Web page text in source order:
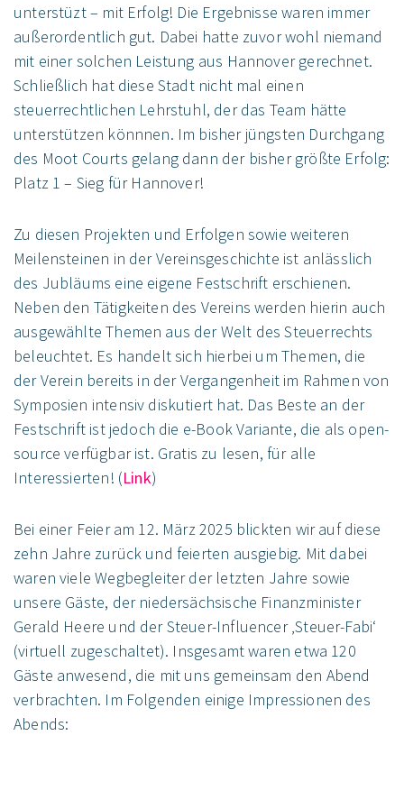
unterstüzt – mit Erfolg! Die Ergebnisse waren immer
außerordentlich gut. Dabei hatte zuvor wohl niemand
mit einer solchen Leistung aus Hannover gerechnet.
Schließlich hat diese Stadt nicht mal einen
steuerrechtlichen Lehrstuhl, der das Team hätte
unterstützen könnnen. Im bisher jüngsten Durchgang
des Moot Courts gelang dann der bisher größte Erfolg:
Platz 1 – Sieg für Hannover!
Zu diesen Projekten und Erfolgen sowie weiteren
Meilensteinen in der Vereinsgeschichte ist anlässlich
des Jubläums eine eigene Festschrift erschienen.
Neben den Tätigkeiten des Vereins werden hierin auch
ausgewählte Themen aus der Welt des Steuerrechts
beleuchtet. Es handelt sich hierbei um Themen, die
der Verein bereits in der Vergangenheit im Rahmen von
Symposien intensiv diskutiert hat. Das Beste an der
Festschrift ist jedoch die e-Book Variante, die als open-
source verfügbar ist. Gratis zu lesen, für alle
Interessierten! (Link)
Bei einer Feier am 12. März 2025 blickten wir auf diese
zehn Jahre zurück und feierten ausgiebig. Mit dabei
waren viele Wegbegleiter der letzten Jahre sowie
unsere Gäste, der niedersächsische Finanzminister
Gerald Heere und der Steuer-Influencer ‚Steuer-Fabi‘
(virtuell zugeschaltet). Insgesamt waren etwa 120
Gäste anwesend, die mit uns gemeinsam den Abend
verbrachten. Im Folgenden einige Impressionen des
Abends: